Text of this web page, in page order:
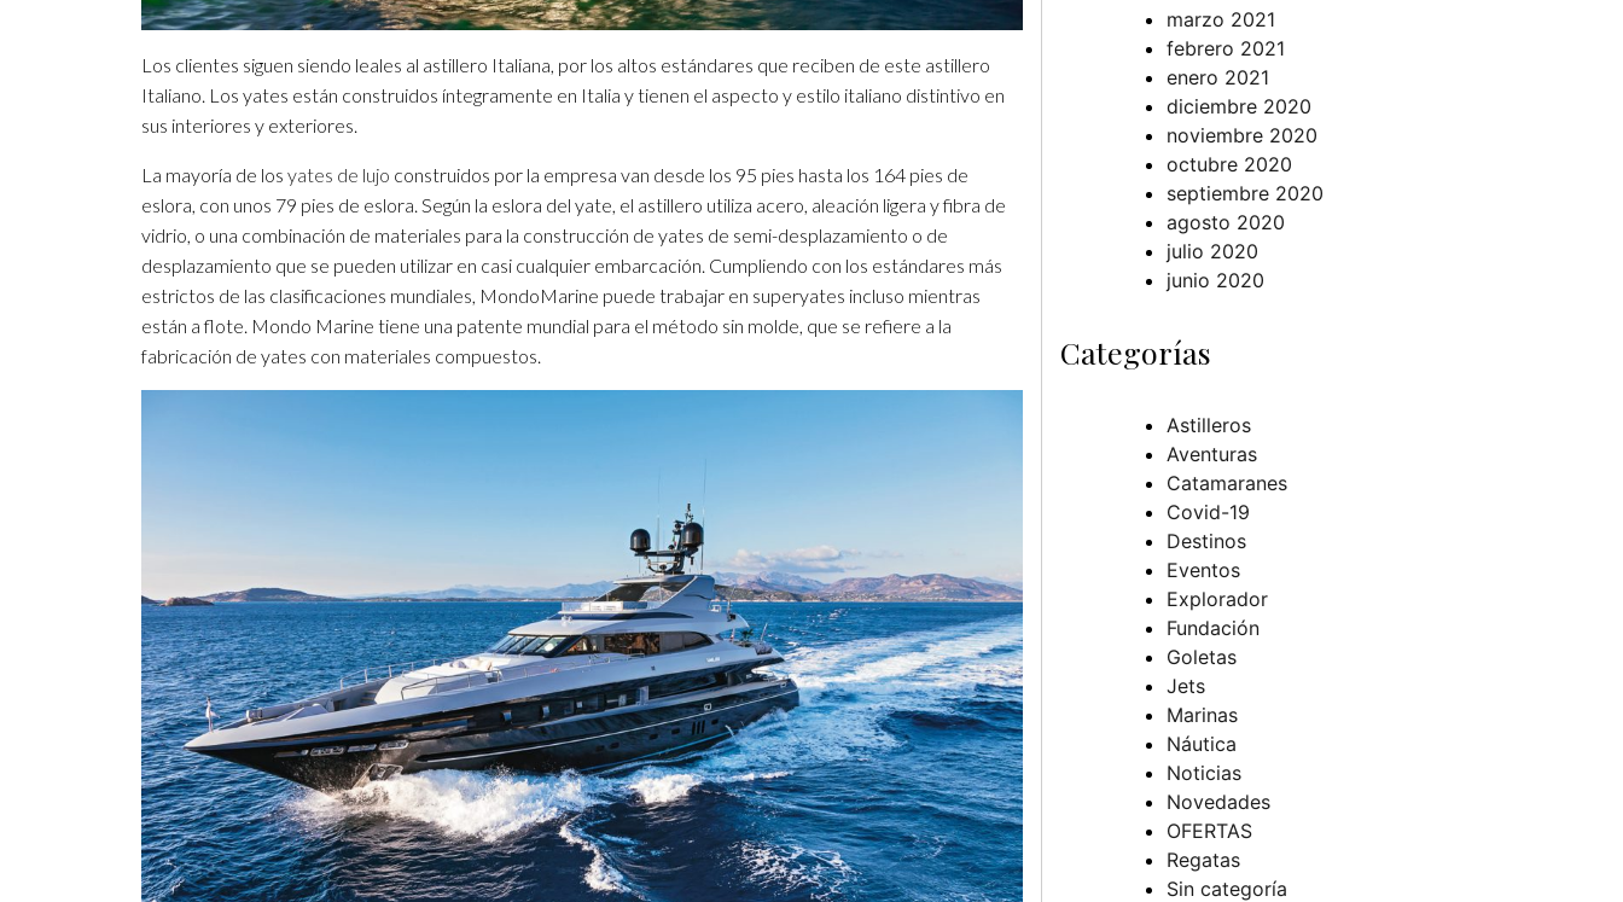
Los clientes siguen siendo leales al astillero Italiana, por los altos estándares que reciben de este astillero
Italiano. Los yates están construidos íntegramente en Italia y tienen el aspecto y estilo italiano distintivo en
sus interiores y exteriores.
La mayoría de los yates de lujo construidos por la empresa van desde los 95 pies hasta los 164 pies de
eslora, con unos 79 pies de eslora. Según la eslora del yate, el astillero utiliza acero, aleación ligera y fibra de
vidrio, o una combinación de materiales para la construcción de yates de semi-desplazamiento o de
desplazamiento que se pueden utilizar en casi cualquier embarcación. Cumpliendo con los estándares más
estrictos de las clasificaciones mundiales, MondoMarine puede trabajar en superyates incluso mientras
están a flote. Mondo Marine tiene una patente mundial para el método sin molde, que se refiere a la
fabricación de yates con materiales compuestos.
marzo 2021
febrero 2021
enero 2021
diciembre 2020
noviembre 2020
octubre 2020
septiembre 2020
agosto 2020
julio 2020
junio 2020
Categorías
Astilleros
Aventuras
Catamaranes
Covid-19
Destinos
Eventos
Explorador
Fundación
Goletas
Jets
Marinas
Náutica
Noticias
Novedades
OFERTAS
Regatas
Sin categoría